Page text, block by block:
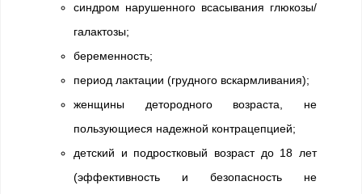
синдром нарушенного всасывания глюкозы/
галактозы;
беременность;
период лактации (грудного вскармливания);
женщины детородного возраста, не
пользующиеся надежной контрацепцией;
детский и подростковый возраст до 18 лет
(эффективность и безопасность не